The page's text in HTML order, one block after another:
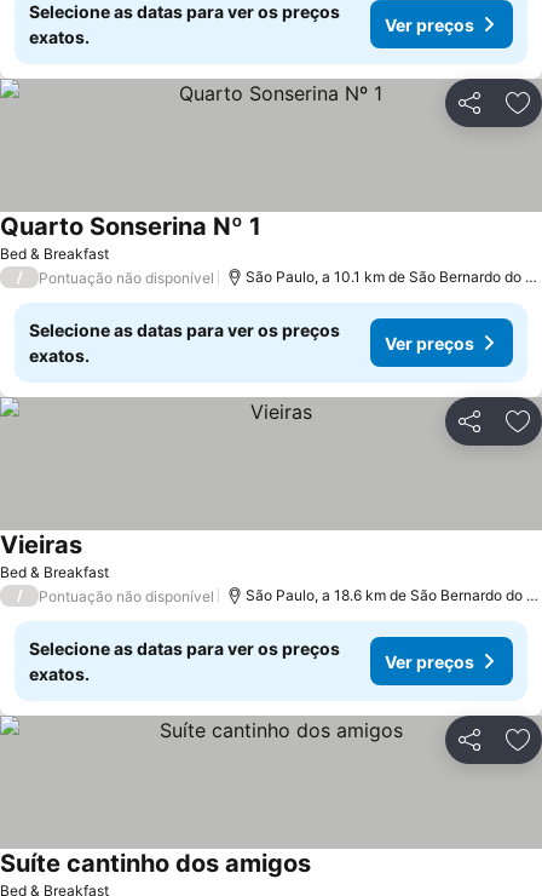
Selecione as datas para ver os preços
exatos.
Ver preços
Partilhar
Bed & Breakfast
Quarto Sonserina Nº 1
/ Pontuação não disponível São Paulo, a 10.1 km de São Bernardo do Campo
Selecione as datas para ver os preços
exatos.
Ver preços
Partilhar
Bed & Breakfast
Vieiras
/ Pontuação não disponível São Paulo, a 18.6 km de São Bernardo do Campo
Selecione as datas para ver os preços
exatos.
Ver preços
Partilhar
Bed & Breakfast
Suíte cantinho dos amigos